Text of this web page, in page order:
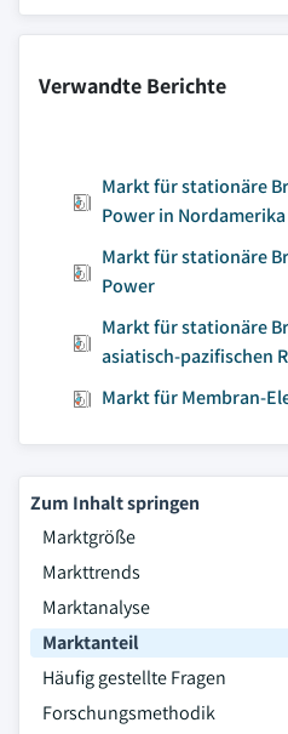
Verwandte Berichte
Markt für stationäre
Power in Nordamerika
Markt für stationäre
Power
Markt für stationäre
asiatisch-pazifischen
Markt für Membran-
Zum Inhalt springen
Marktgröße
Markttrends
Marktanalyse
Marktanteil
Häufig gestellte Fragen
Forschungsmethodik